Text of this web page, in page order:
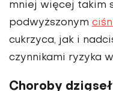
mniej wię­cej takim
podwyższonym
cukrzyca, jak i
czynnikami ryzyka
Choroby